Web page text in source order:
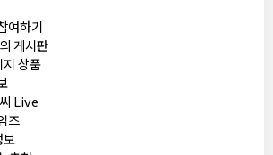
여하기
게시판
상품
Live
즈
보